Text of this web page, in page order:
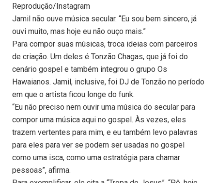
Reprodução/Instagram
Jamil não ouve música secular. “Eu sou bem sincero, já
ouvi muito, mas hoje eu não ouço mais.”
Para compor suas músicas, troca ideias com parceiros
de criação. Um deles é Tonzão Chagas, que já foi do
cenário gospel e também integrou o grupo Os
Hawaianos. Jamil, inclusive, foi DJ de Tonzão no período
em que o artista ficou longe do funk.
“Eu não preciso nem ouvir uma música do secular para
compor uma música aqui no gospel. Às vezes, eles
trazem vertentes para mim, e eu também levo palavras
para eles para ver se podem ser usadas no gospel
como uma isca, como uma estratégia para chamar
pessoas”, afirma.